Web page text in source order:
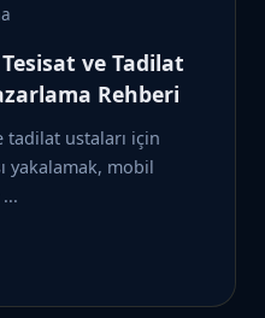
ve Tadilat
Rehberi
tadilat ustaları için
yakalamak, mobil